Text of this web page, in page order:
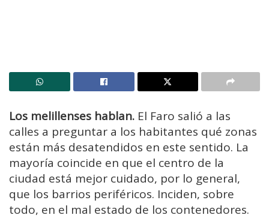
Los melillenses hablan. El Faro salió a las
calles a preguntar a los habitantes qué zonas
están más desatendidos en este sentido. La
mayoría coincide en que el centro de la
ciudad está mejor cuidado, por lo general,
que los barrios periféricos. Inciden, sobre
todo, en el mal estado de los contenedores.